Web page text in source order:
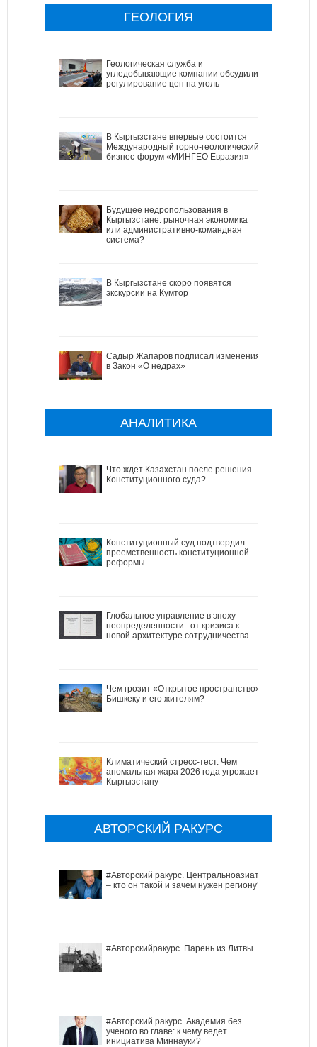
ГЕОЛОГИЯ
Геологическая служба и
угледобывающие компании обсудили
регулирование цен на уголь
В Кыргызстане впервые состоится
Международный горно-геологический
бизнес-форум «МИНГЕО Евразия»
Будущее недропользования в
Кыргызстане: рыночная экономика
или административно-командная
система?
В Кыргызстане скоро появятся
экскурсии на Кумтор
Садыр Жапаров подписал изменения
в Закон «О недрах»
АНАЛИТИКА
Что ждет Казахстан после решения
Конституционного суда?
Конституционный суд подтвердил
преемственность конституционной
реформы
Глобальное управление в эпоху
неопределенности: от кризиса к
новой архитектуре сотрудничества
Чем грозит «Открытое пространство»
Бишкеку и его жителям?
Климатический стресс-тест. Чем
аномальная жара 2026 года угрожает
Кыргызстану
АВТОРСКИЙ РАКУРС
#Авторский ракурс. Центральноазиат
– кто он такой и зачем нужен региону?
#Авторскийракурс. Парень из Литвы
#Авторский ракурс. Академия без
ученого во главе: к чему ведет
инициатива Миннауки?